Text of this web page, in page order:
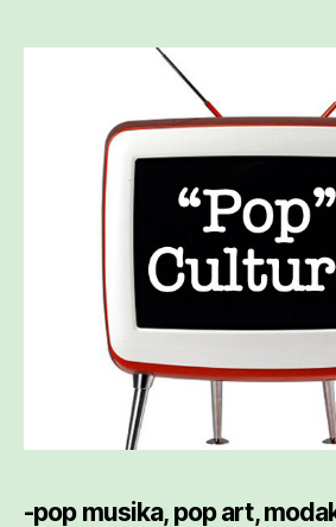
-pop musika, pop art,